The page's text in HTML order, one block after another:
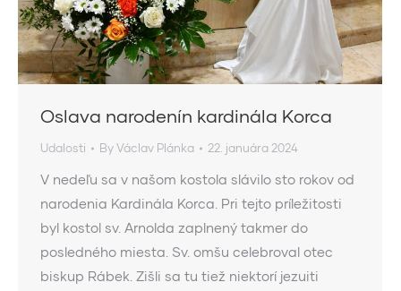
Oslava narodenín kardinála Korca
Udalosti ByVáclav Plánka 22. januára 2024
V nedeľu sa v našom kostola slávilo sto rokov od
narodenia Kardinála Korca. Pri tejto príležitosti
byl kostol sv. Arnolda zaplnený takmer do
posledného miesta. Sv. omšu celebroval otec
biskup Rábek. Zišli sa tu tiež niektorí jezuiti